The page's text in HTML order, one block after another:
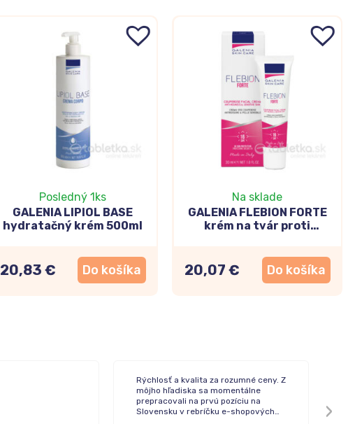
Posledný 1ks
GALENIA LIPIOL BASE
hydratačný krém 500ml
20,83 € Do košíka
Na sklade
GALENIA FLEBION FORTE
krém na tvár proti
20,07 € Do košíka
Rýchlosť a kvalita za rozumné ceny. Z
môjho hľadiska sa momentálne
prepracovali na prvú pozíciu na
Slovensku v rebríčku e-shopových